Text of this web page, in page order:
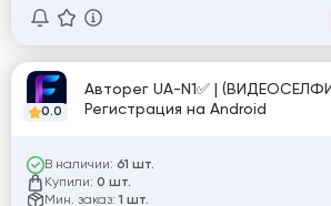
0.0
Авторег UA-N1✅ | (ВИДЕОСЕЛФИ пройден🎥) |
Регистрация на Android
В наличии: 61 шт.
Купили: 0 шт.
Мин. заказ: 1 шт.